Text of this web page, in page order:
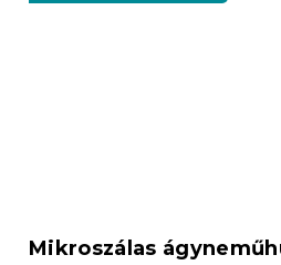
Mikroszálas